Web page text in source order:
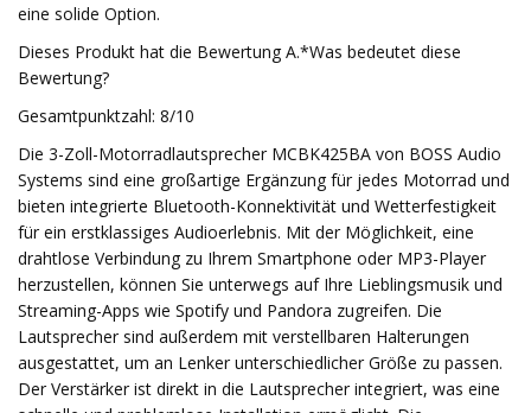
eine solide Option.
Dieses Produkt hat die Bewertung A.*Was bedeutet diese
Bewertung?
Gesamtpunktzahl: 8/10
Die 3-Zoll-Motorradlautsprecher MCBK425BA von BOSS Audio
Systems sind eine großartige Ergänzung für jedes Motorrad und
bieten integrierte Bluetooth-Konnektivität und Wetterfestigkeit
für ein erstklassiges Audioerlebnis. Mit der Möglichkeit, eine
drahtlose Verbindung zu Ihrem Smartphone oder MP3-Player
herzustellen, können Sie unterwegs auf Ihre Lieblingsmusik und
Streaming-Apps wie Spotify und Pandora zugreifen. Die
Lautsprecher sind außerdem mit verstellbaren Halterungen
ausgestattet, um an Lenker unterschiedlicher Größe zu passen.
Der Verstärker ist direkt in die Lautsprecher integriert, was eine